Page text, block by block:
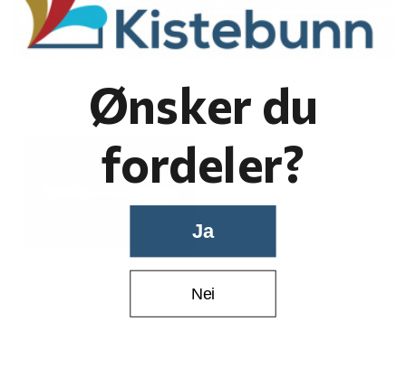
Ønsker du
fordeler?
Ja
Nei